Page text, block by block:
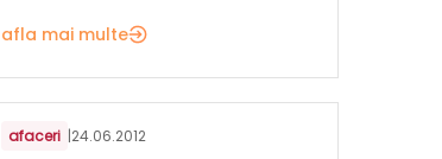
afla mai multe
afaceri |24.06.2012